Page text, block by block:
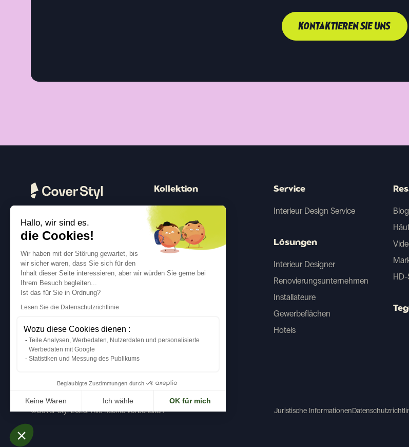
KONTAKTIEREN SIE UNS
Folgen Sie uns
Kollektion
Holz
Naturstein
Farbe
Metallisch
Inspiration
Service
Interieur Design Service
Lösungen
Interieur Designer
Renovierungsunternehmen
Installateure
Gewerbeflächen
Hotels
Blog
HD-
©Cover Styl 2023. Alle Rechte vorbehalten Juristische Informationen
Hallo, wir sind es.
die Cookies!
Wir haben mit der Störung gewartet, bis
wir sicher waren, dass Sie sich für den
Inhalt dieser Seite interessieren, aber wir würden Sie gerne bei
Ihrem Besuch begleiten...
Ist das für Sie in Ordnung?
Lesen Sie die Datenschutzrichtlinie
Wozu diese Cookies dienen :
Teile Analysen, Werbedaten, Nutzerdaten und personalisierte
Werbedaten mit Google
Statistiken und Messung des Publikums
Beglaubigte Zustimmungen durch
Keine Waren Ich wähle OK für mich
Unsere Plattform ermöglicht es Ihnen, Ihre Datenschutzeinstellungen individuell zu gestalten